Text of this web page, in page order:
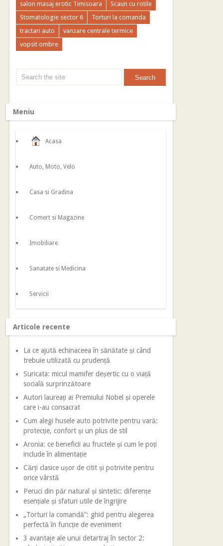
salon masaj erotic Timisoara
Scaun cu rotile
Stomatologie sector 6
Torturi la comanda
tractari auto
vanzare centrale termice
vopsit ombre
Meniu
Acasa
Auto, Moto, Velo
Casa si Gradina
Comert si Magazine
Imobiliare
Sanatate si Medicina
Servicii
Articole recente
La ce ajută echinaceea în sănătate și când
trebuie utilizată cu prudență
Suricata: micul mamifer deșertic cu o viață
socială surprinzătoare
Autori laureați ai Premiului Nobel și operele
care i-au consacrat
Cum alegi husele auto potrivite pentru vară:
protecție, confort și un plus de stil
Aronia: ce beneficii au fructele și cum le poți
include în alimentație
Cărți clasice ușor de citit și potrivite pentru
orice vârstă
Peruci din păr natural și sintetic: diferențe
esențiale și sfaturi utile de îngrijire
„Torturi la comandă”: ghid pentru alegerea
perfectă în funcție de eveniment
3 avantaje ale unui detartraj în sector 2: